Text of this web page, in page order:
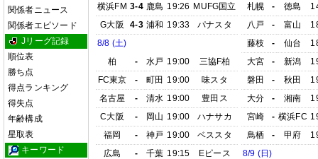
関係者ニュース
関係者エピソード
Jリーグ記録
順位表
勝ち点
得点ランキング
得失点
年齢構成
星取表
キーワード
横浜FM 3-4 鹿島 19:26 MUFG国立
G大阪
4-3 浦和 19:33
パナスタ
8/8 (土)
柏
- 水戸 19:00
三協F柏
FC東京
- 町田 19:00
味スタ
名古屋
- 清水 19:00
豊田ス
C大阪
- 岡山 19:00
ハナサカ
福岡
- 神戸 19:00
ベススタ
広島
- 千葉 19:15
Eピース
札幌
- 徳島
八戸
- 富山
藤枝
- 仙台
大宮
- 新潟
磐田
- 秋田
大分
- 湘南
宮崎
- 横浜FC
鳥栖
- 甲府
8/9 (日)